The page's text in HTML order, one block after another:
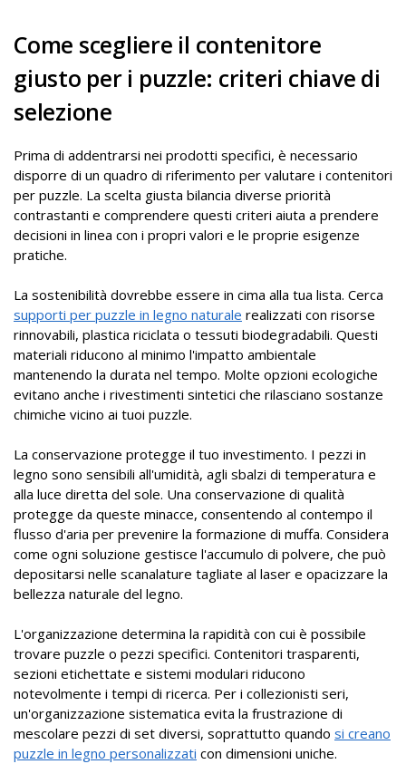
Come scegliere il contenitore
giusto per i puzzle: criteri chiave di
selezione
Prima di addentrarsi nei prodotti specifici, è necessario
disporre di un quadro di riferimento per valutare i contenitori
per puzzle. La scelta giusta bilancia diverse priorità
contrastanti e comprendere questi criteri aiuta a prendere
decisioni in linea con i propri valori e le proprie esigenze
pratiche.
La sostenibilità dovrebbe essere in cima alla tua lista. Cerca
supporti per puzzle in legno naturale realizzati con risorse
rinnovabili, plastica riciclata o tessuti biodegradabili. Questi
materiali riducono al minimo l'impatto ambientale
mantenendo la durata nel tempo. Molte opzioni ecologiche
evitano anche i rivestimenti sintetici che rilasciano sostanze
chimiche vicino ai tuoi puzzle.
La conservazione protegge il tuo investimento. I pezzi in
legno sono sensibili all'umidità, agli sbalzi di temperatura e
alla luce diretta del sole. Una conservazione di qualità
protegge da queste minacce, consentendo al contempo il
flusso d'aria per prevenire la formazione di muffa. Considera
come ogni soluzione gestisce l'accumulo di polvere, che può
depositarsi nelle scanalature tagliate al laser e opacizzare la
bellezza naturale del legno.
L'organizzazione determina la rapidità con cui è possibile
trovare puzzle o pezzi specifici. Contenitori trasparenti,
sezioni etichettate e sistemi modulari riducono
notevolmente i tempi di ricerca. Per i collezionisti seri,
un'organizzazione sistematica evita la frustrazione di
mescolare pezzi di set diversi, soprattutto quando si creano
puzzle in legno personalizzati con dimensioni uniche.